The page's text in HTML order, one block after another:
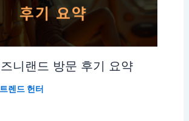
니랜드 방문 후기 요약
트렌드 헌터